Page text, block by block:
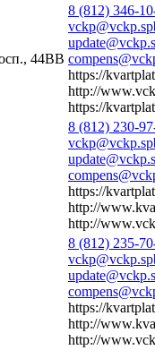
44ВВ
8 (812) 346-
https://
http://
https://
8 (812) 230-
https://
http://
http://
8 (812) 235-
https://
http://
http://